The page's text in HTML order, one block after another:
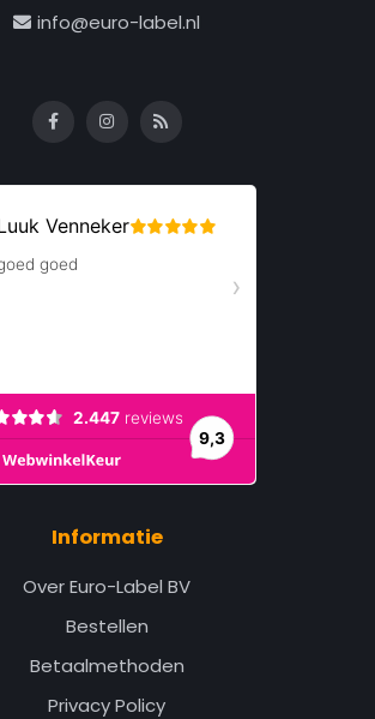
info@euro-label.nl
Informatie
Over Euro-Label BV
Bestellen
Betaalmethoden
Privacy Policy